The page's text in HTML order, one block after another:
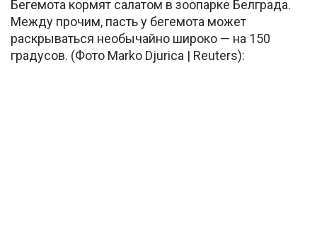
Бегемота кормят салатом в зоопарке Белграда.
Между прочим, пасть у бегемота может
раскрываться необычайно широко — на 150
градусов. (Фото Marko Djurica | Reuters):